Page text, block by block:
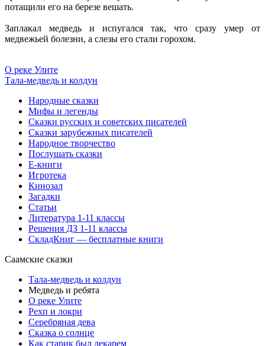
потащили его на березе вешать.
Заплакал медведь и испугался так, что сразу умер от
медвежьей болезни, а слезы его стали горохом.
О реке Улите
Тала-медведь и колдун
Народные сказки
Мифы и легенды
Сказки русских и советских писателей
Сказки зарубежных писателей
Народное творчество
Послушать сказки
Е-книги
Игротека
Кинозал
Загадки
Статьи
Литература 1-11 классы
Решения ДЗ 1-11 классы
СкладКниг — бесплатные книги
Саамские сказки
Тала-медведь и колдун
Медведь и ребята
О реке Улите
Рехп и локри
Серебряная дева
Сказка о солнце
Как старик был лекарем